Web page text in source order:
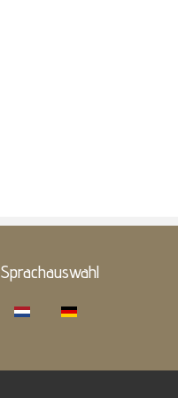
Sprachauswahl